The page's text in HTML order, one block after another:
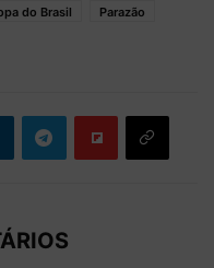
do Brasil
Parazão